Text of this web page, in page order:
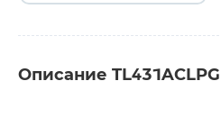
Описание TL431ACLPG